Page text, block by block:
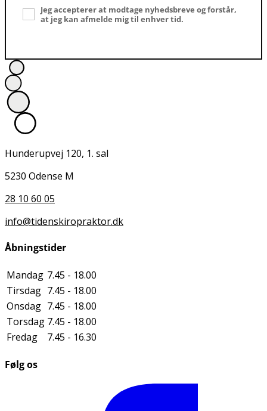
Jeg accepterer at modtage nyhedsbreve og forstår,
at jeg kan afmelde mig til enhver tid.
Hunderupvej 120, 1. sal
5230 Odense M
28 10 60 05
info@tidenskiropraktor.dk
Åbningstider
Mandag 7.45 - 18.00
Tirsdag 7.45 - 18.00
Onsdag 7.45 - 18.00
Torsdag 7.45 - 18.00
Fredag
7.45 - 16.30
Følg os